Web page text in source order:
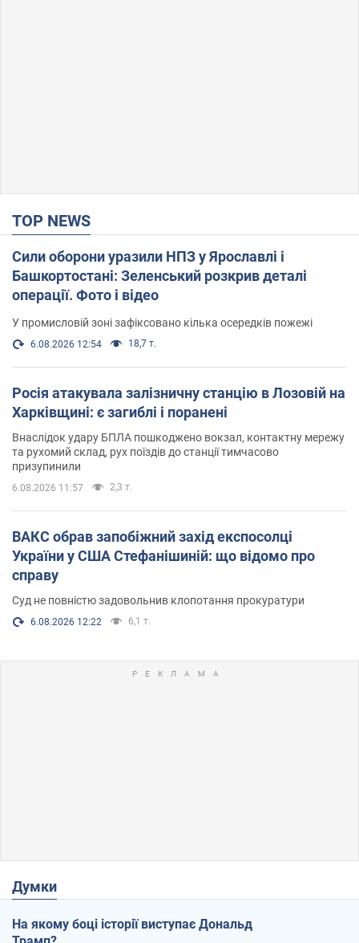
TOP NEWS
Сили оборони уразили НПЗ у Ярославлі і
Башкортостані: Зеленський розкрив деталі
операції. Фото і відео
У промисловій зоні зафіксовано кілька осередків пожежі
6.08.2026 12:54 18,7 т.
Росія атакувала залізничну станцію в Лозовій на
Харківщині: є загиблі і поранені
Внаслідок удару БПЛА пошкоджено вокзал, контактну мережу
та рухомий склад, рух поїздів до станції тимчасово
призупинили
6.08.2026 11:57 2,3 т.
ВАКС обрав запобіжний захід експосолці
України у США Стефанішиній: що відомо про
справу
Суд не повністю задовольнив клопотання прокуратури
6.08.2026 12:22 6,1 т.
Думки
На якому боці історії виступає Дональд